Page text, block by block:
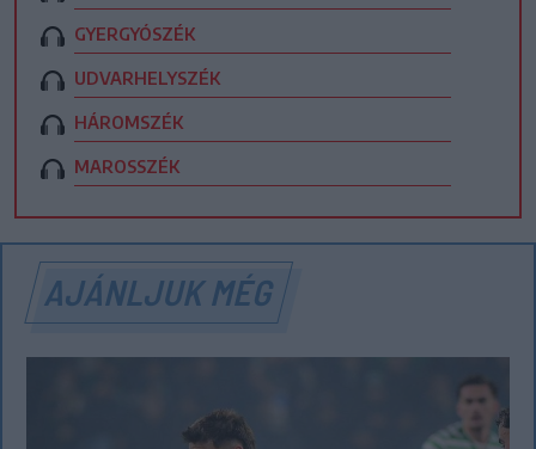
GYERGYÓSZÉK
UDVARHELYSZÉK
HÁROMSZÉK
MAROSSZÉK
AJÁNLJUK MÉG